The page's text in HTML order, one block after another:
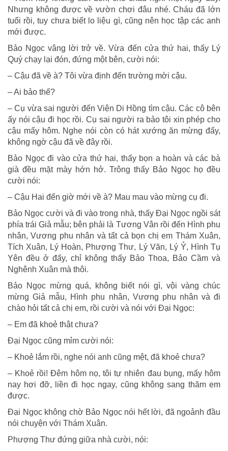
Nhưng không được về vườn chơi đâu nhé. Cháu đã lớn
tuổi rồi, tuy chưa biết lo liệu gì, cũng nên học tập các anh
mới được.
Bảo Ngọc vâng lời trở về. Vừa đến cửa thứ hai, thấy Lý
Quý chạy lại đón, đứng một bên, cười nói:
– Cậu đã về à? Tôi vừa định đến trường mời cậu.
– Ai bảo thế?
– Cụ vừa sai người đến Viện Di Hồng tìm cậu. Các cô bên
ấy nói cậu đi học rồi. Cụ sai người ra bảo tôi xin phép cho
cậu mấy hôm. Nghe nói còn có hát xướng ăn mừng đấy,
không ngờ cậu đã về đây rồi.
Bảo Ngọc đi vào cửa thứ hai, thấy bọn a hoàn và các bà
già đều mặt mày hớn hở. Trông thấy Bảo Ngọc họ đều
cười nói:
– Cậu Hai đến giờ mới về à? Mau mau vào mừng cụ đi.
Bảo Ngọc cười và đi vào trong nhà, thấy Đại Ngọc ngồi sát
phía trái Giả mẫu; bên phải là Tương Vân rồi đến Hình phu
nhân, Vương phu nhân và tất cả bọn chị em Thám Xuân,
Tích Xuân, Lý Hoàn, Phượng Thư, Lý Văn, Lý Ỷ, Hình Tụ
Yên đều ở đấy, chỉ không thấy Bảo Thoa, Bảo Cầm và
Nghênh Xuân mà thôi.
Bảo Ngọc mừng quá, không biết nói gì, vội vàng chúc
mừng Giả mẫu, Hình phu nhân, Vương phu nhân và đi
chào hỏi tất cả chị em, rồi cười và nói với Đại Ngọc:
– Em đã khoẻ thật chưa?
Đại Ngọc cũng mỉm cười nói:
– Khoẻ lắm rồi, nghe nói anh cũng mệt, đã khoẻ chưa?
– Khoẻ rồi! Đêm hôm nọ, tôi tự nhiên đau bụng, mấy hôm
nay hơi đỡ, liền đi học ngay, cũng không sang thăm em
được.
Đại Ngọc không chờ Bảo Ngọc nói hết lời, đã ngoảnh đầu
nói chuyện với Thám Xuân.
Phượng Thư đứng giữa nhà cười, nói: